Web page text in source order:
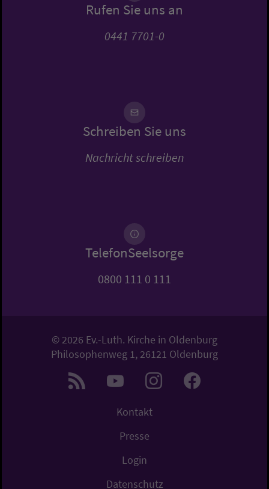
Rufen Sie uns an
0441 7701-0
Schreiben Sie uns
Nachricht schreiben
TelefonSeelsorge
0800 111 0 111
© 2026 Ev.-Luth. Kirche in Oldenburg
Philosophenweg 1, 26121 Oldenburg
Kontakt
Presse
Login
Datenschutz